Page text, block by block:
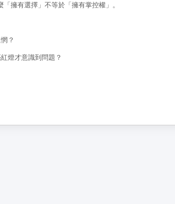
擁有選擇」不等於「擁有掌控權」。
？
燈才意識到問題？